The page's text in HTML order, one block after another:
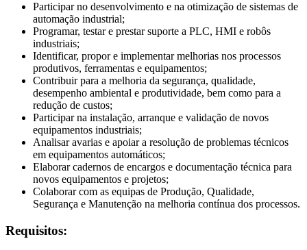
Participar no desenvolvimento e na otimização de sistemas de
automação industrial;
Programar, testar e prestar suporte a PLC, HMI e robôs
industriais;
Identificar, propor e implementar melhorias nos processos
produtivos, ferramentas e equipamentos;
Contribuir para a melhoria da segurança, qualidade,
desempenho ambiental e produtividade, bem como para a
redução de custos;
Participar na instalação, arranque e validação de novos
equipamentos industriais;
Analisar avarias e apoiar a resolução de problemas técnicos
em equipamentos automáticos;
Elaborar cadernos de encargos e documentação técnica para
novos equipamentos e projetos;
Colaborar com as equipas de Produção, Qualidade,
Segurança e Manutenção na melhoria contínua dos processos.
Requisitos: